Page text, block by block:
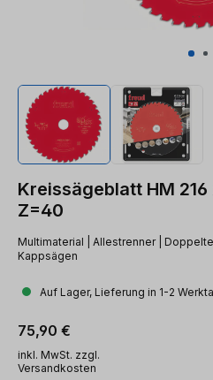
Kreissägeblatt HM
Z=40
Multimaterial | Allestrenner |
Kappsägen
Auf Lager, Lieferung in 1-2
Regulärer Preis:
75,90 €
inkl. MwSt. zzgl.
Versandkosten